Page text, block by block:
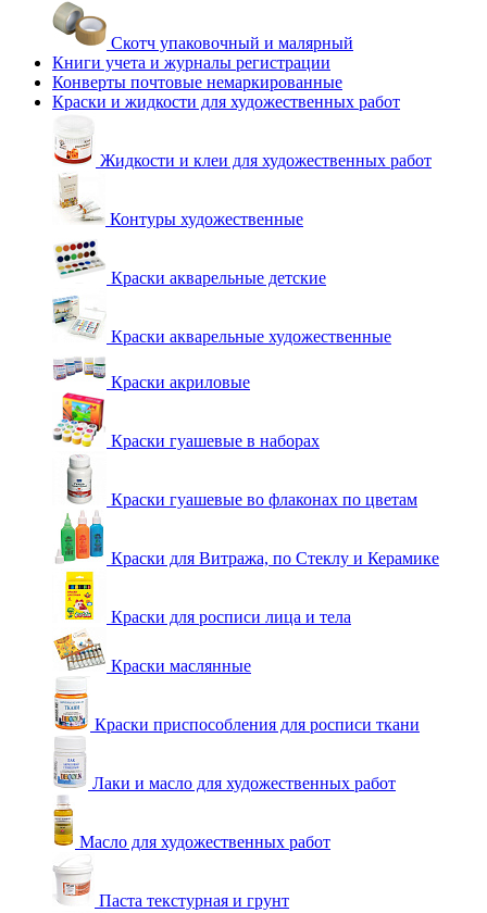
Скотч упаковочный и малярный
Книги учета и журналы регистрации
Конверты почтовые немаркированные
Краски и жидкости для художественных работ
Жидкости и клеи для художественных работ
Контуры художественные
Краски акварельные детские
Краски акварельные художественные
Краски акриловые
Краски гуашевые в наборах
Краски гуашевые во флаконах по цветам
Краски для Витража, по Стеклу и Керамике
Краски для росписи лица и тела
Краски маслянные
Краски приспособления для росписи ткани
Лаки и масло для художественных работ
Масло для художественных работ
Паста текстурная и грунт